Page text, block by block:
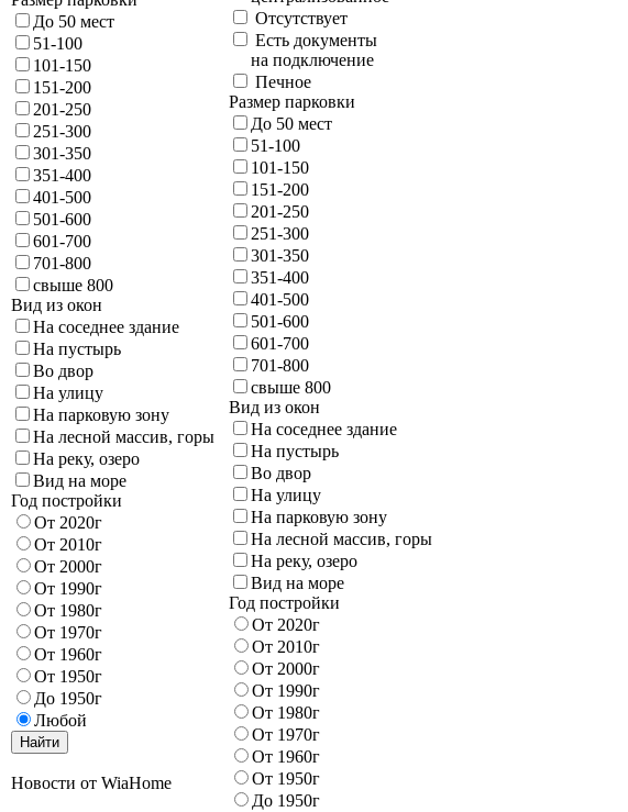
До 50 мест
51-100
101-150
151-200
201-250
251-300
301-350
351-400
401-500
501-600
601-700
701-800
свыше 800
Вид из окон
На соседнее здание
На пустырь
Во двор
На улицу
На парковую зону
На лесной массив, горы
На реку, озеро
Вид на море
Год постройки
От 2020г
От 2010г
От 2000г
От 1990г
От 1980г
От 1970г
От 1960г
От 1950г
До 1950г
Любой
Новости от WiaHome
Отсутствует
Есть документы
на подключение
Печное
Размер парковки
До 50 мест
51-100
101-150
151-200
201-250
251-300
301-350
351-400
401-500
501-600
601-700
701-800
свыше 800
Вид из окон
На соседнее здание
На пустырь
Во двор
На улицу
На парковую зону
На лесной массив, горы
На реку, озеро
Вид на море
Год постройки
От 2020г
От 2010г
От 2000г
От 1990г
От 1980г
От 1970г
От 1960г
От 1950г
До 1950г